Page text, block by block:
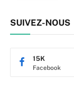
SUIVEZ-NOUS
Facebook
15K